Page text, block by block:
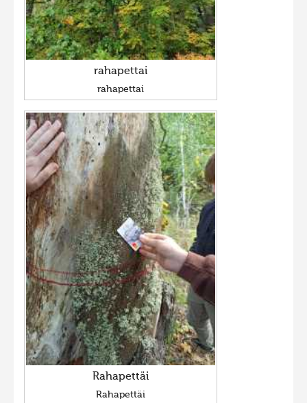
rahapettai
rahapettai
Rahapettäi
Rahapettäi